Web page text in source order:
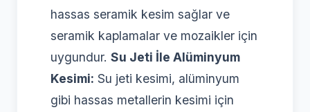
hassas seramik kesim sağlar ve
seramik kaplamalar ve mozaikler için
uygundur. Su Jeti İle Alüminyum
Kesimi: Su jeti kesimi, alüminyum
gibi hassas metallerin kesimi için